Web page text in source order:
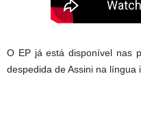
O EP já está disponível nas
despedida de Assini na língua